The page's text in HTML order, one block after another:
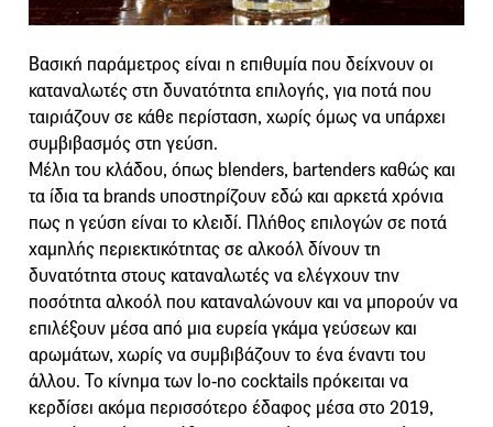
Βασική παράμετρος είναι η επιθυμία που δείχνουν οι
καταναλωτές στη δυνατότητα επιλογής, για ποτά που
ταιριάζουν σε κάθε περίσταση, χωρίς όμως να υπάρχει
συμβιβασμός στη γεύση.
Μέλη του κλάδου, όπως blenders, bartenders καθώς και
τα ίδια τα brands υποστηρίζουν εδώ και αρκετά χρόνια
πως η γεύση είναι το κλειδί. Πλήθος επιλογών σε ποτά
χαμηλής περιεκτικότητας σε αλκοόλ δίνουν τη
δυνατότητα στους καταναλωτές να ελέγχουν την
ποσότητα αλκοόλ που καταναλώνουν και να μπορούν να
επιλέξουν μέσα από μια ευρεία γκάμα γεύσεων και
αρωμάτων, χωρίς να συμβιβάζουν το ένα έναντι του
άλλου. Το κίνημα των lo-no cocktails πρόκειται να
κερδίσει ακόμα περισσότερο έδαφος μέσα στο 2019,